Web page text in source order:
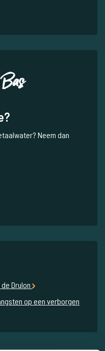
Neem dan
Drulon
op een verborgen